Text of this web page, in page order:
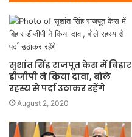
सुशांत सिंह राजपूत केस में बिहार
डीजीपी ने किया दावा, बोले
रहस्य से पर्दा उठाकर रहेंगे
August 2, 2020